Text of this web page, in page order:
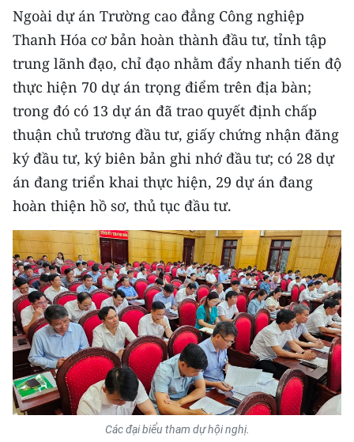
CHƯƠNG TRÌNH OCOP - MỖI XÃ
MỘT SẢN PHẨM
RADIO
MEDIA CENTER
E-Magazine
Video
Media Kinh tế
Media Văn hóa
Media Xã hội
Media Pháp luật
Media Du lịch
Media Thế giới
Ngoài dự án Trường cao đẳng Công nghiệp
Thanh Hóa cơ bản hoàn thành đầu tư, tỉnh tập
trung lãnh đạo, chỉ đạo nhằm đẩy nhanh tiến độ
thực hiện 70 dự án trọng điểm trên địa bàn;
trong đó có 13 dự án đã trao quyết định chấp
thuận chủ trương đầu tư, giấy chứng nhận đăng
ký đầu tư, ký biên bản ghi nhớ đầu tư; có 28 dự
án đang triển khai thực hiện, 29 dự án đang
hoàn thiện hồ sơ, thủ tục đầu tư.
Các đại biểu tham dự hội nghị.